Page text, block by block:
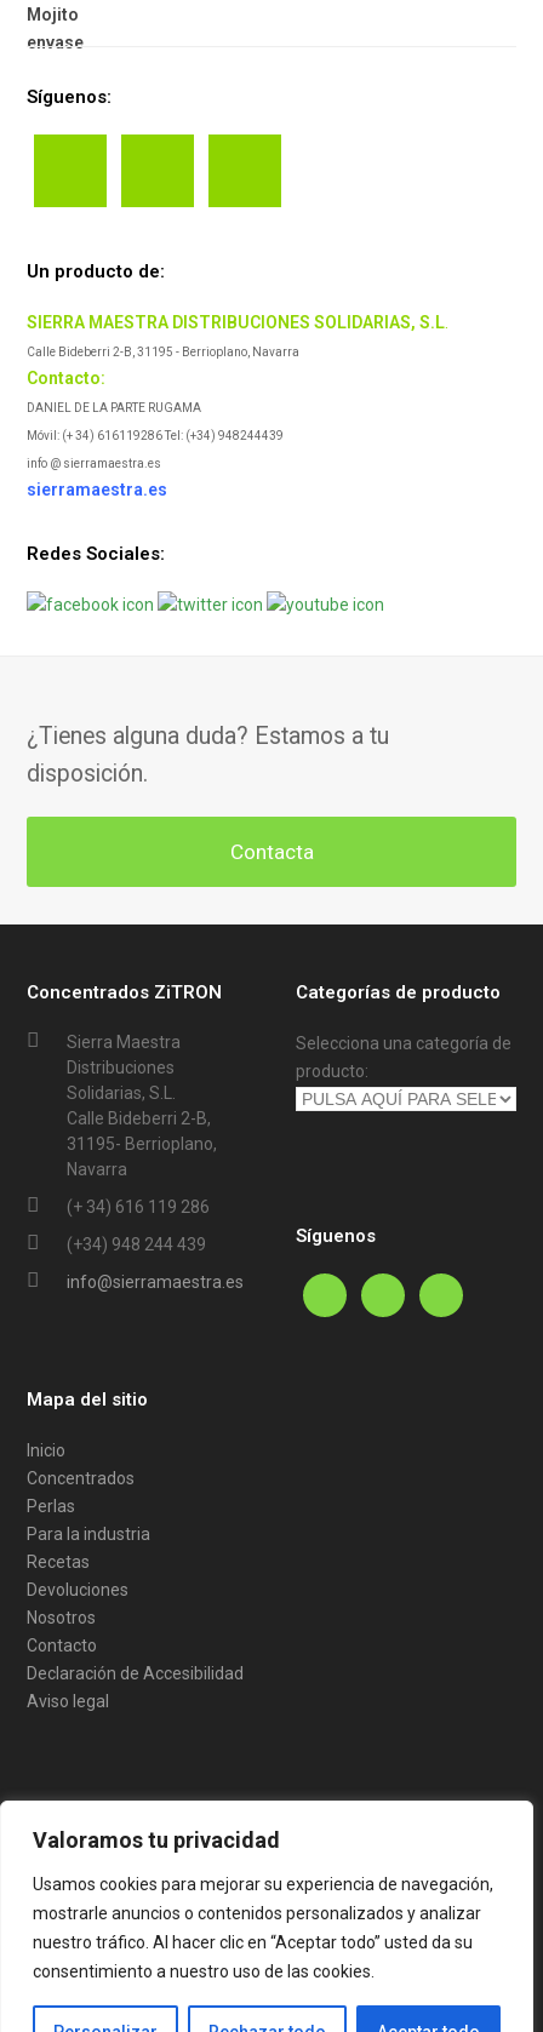
Valoramos tu privacidad
Usamos cookies para mejorar su experiencia de navegación,
mostrarle anuncios o contenidos personalizados y analizar
nuestro tráfico. Al hacer clic en “Aceptar todo” usted da su
consentimiento a nuestro uso de las cookies.
Síguenos:
Un producto de:
SIERRA MAESTRA DISTRIBUCIONES SOLIDARIAS, S.L.
Calle Bideberri 2-B, 31195 - Berrioplano, Navarra
Contacto:
DANIEL DE LA PARTE RUGAMA
Móvil: (+ 34) 616119286 Tel: (+34) 948244439
info @ sierramaestra.es
sierramaestra.es
Redes Sociales:
¿Tienes alguna duda? Estamos a tu
disposición.
Contacta
Concentrados ZiTRON
Sierra Maestra
Distribuciones
Solidarias, S.L.
Calle Bideberri 2-B,
31195- Berrioplano,
Navarra
(+ 34) 616 119 286
(+34) 948 244 439
info@sierramaestra.es
Categorías de producto
Selecciona una categoría de
producto:
Síguenos
Mapa del sitio
Inicio
Concentrados
Perlas
Para la industria
Recetas
Devoluciones
Nosotros
Contacto
Declaración de Accesibilidad
Aviso legal
“ADECUACIÓN NAVE Y MAQUINARIA PARA EMBOTELLADO DE
BEBIDAS” - 6842.2, Expediente 0011-0557-2023–000006
“EDARIAK BOTILATZEKO BILTEGIA ETA MAKINERIAREN EGOKITZEA” -
Plan Estratégico de la PAC 2023-2027 / 2023-2027 NPEaren Plan